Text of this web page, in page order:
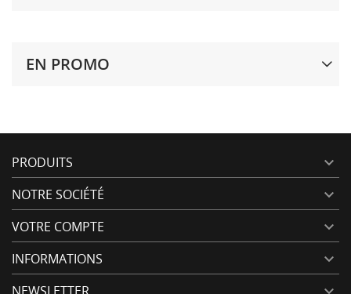
EN PROMO
PRODUITS 
NOTRE SOCIÉTÉ 
VOTRE COMPTE 
INFORMATIONS 